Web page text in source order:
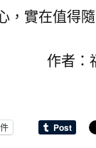
，實在值得
作者：